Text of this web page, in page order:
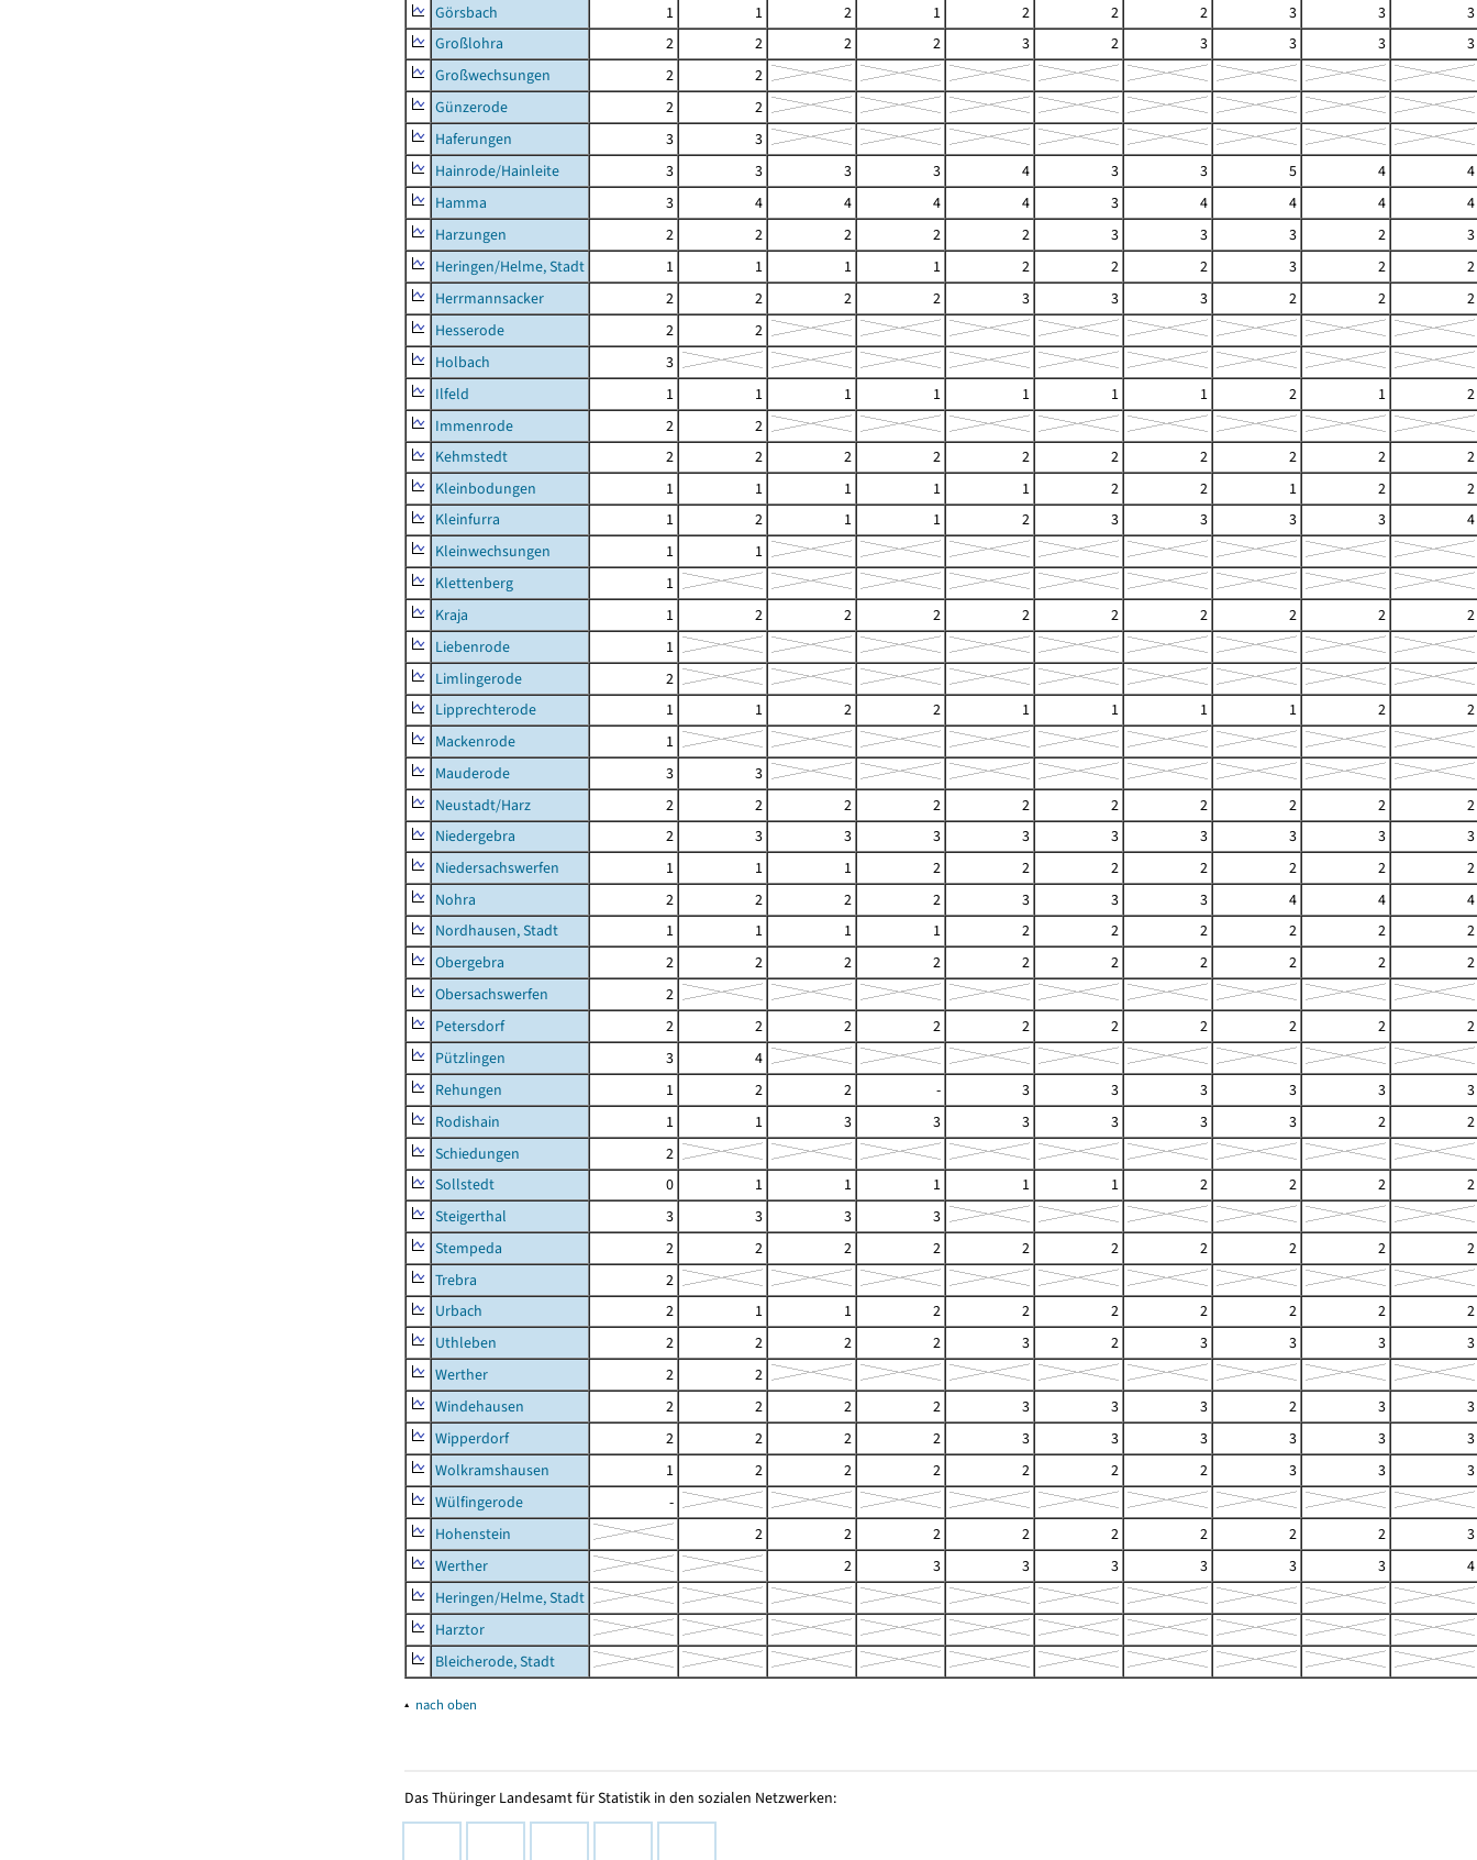
Görsbach
1 1 2 1 2 2 2 3 3
3
Großlohra
2 2 2 2 3 2 3 3 3
3
Großwechsungen
2
2
Günzerode
2
2
Haferungen
3
3
Hainrode/Hainleite
3 3 3 3 4 3 3 5 4
4
Hamma
3 4 4 4 4 3 4 4 4
4
Harzungen
2 2 2 2 2 3 3 3 2
3
Heringen/Helme, Stadt
1 1 1 1 2 2 2 3 2
2
Herrmannsacker
2 2 2 2 3 3 3 2 2
2
Hesserode
2
2
Holbach
3
Ilfeld
1 1 1 1 1 1 1 2 1
2
Immenrode
2
2
Kehmstedt
2 2 2 2 2 2 2 2 2
2
Kleinbodungen
1 1 1 1 1 2 2 1 2
2
Kleinfurra
1 2 1 1 2 3 3 3 3
4
Kleinwechsungen
1
1
Klettenberg
1
Kraja
1 2 2 2 2 2 2 2 2
2
Liebenrode
1
Limlingerode
2
Lipprechterode
1 1 2 2 1 1 1 1 2
2
Mackenrode
1
Mauderode
3
3
Neustadt/Harz
2 2 2 2 2 2 2 2 2
2
Niedergebra
2 3 3 3 3 3 3 3 3
3
Niedersachswerfen
1 1 1 2 2 2 2 2 2
2
Nohra
2 2 2 2 3 3 3 4 4
4
Nordhausen, Stadt
1 1 1 1 2 2 2 2 2
2
Obergebra
2 2 2 2 2 2 2 2 2
2
Obersachswerfen
2
Petersdorf
2 2 2 2 2 2 2 2 2
2
Pützlingen
3
4
Rehungen
1 2 2 - 3 3 3 3 3
3
Rodishain
1 1 3 3 3 3 3 3 2
2
Schiedungen
2
Sollstedt
0 1 1 1 1 1 2 2 2
2
Steigerthal
3 3 3
3
Stempeda
2 2 2 2 2 2 2 2 2
2
Trebra
2
Urbach
2 1 1 2 2 2 2 2 2
2
Uthleben
2 2 2 2 3 2 3 3 3
3
Werther
2
2
Windehausen
2 2 2 2 3 3 3 2 3
3
Wipperdorf
2 2 2 2 3 3 3 3 3
3
Wolkramshausen
1 2 2 2 2 2 2 3 3
3
Wülfingerode
-
Hohenstein
2 2 2 2 2 2 2 2
3
Werther
2 3 3 3 3 3 3
4
Heringen/Helme, Stadt
Harztor
Bleicherode, Stadt
▴ nach oben
Das Thüringer Landesamt für Statistik in den sozialen Netzwerken: